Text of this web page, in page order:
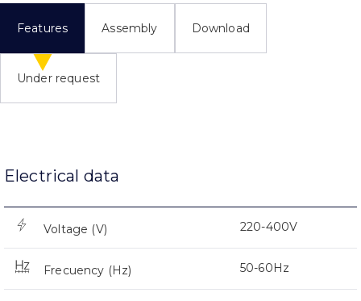
Features Assembly Download
Under request
Electrical data
Voltage (V) 220-400V
Frecuency (Hz) 50-60Hz